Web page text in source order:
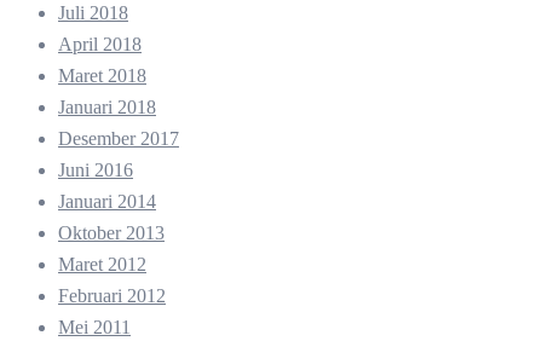
Juli 2018
April 2018
Maret 2018
Januari 2018
Desember 2017
Juni 2016
Januari 2014
Oktober 2013
Maret 2012
Februari 2012
Mei 2011